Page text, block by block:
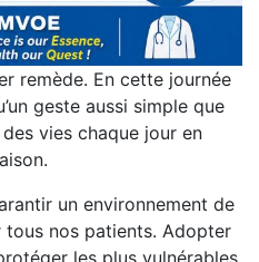
remède. En cette journée
geste aussi simple que
vies chaque jour en
un environnement de
tous nos patients. Adopter
les plus vulnérables.